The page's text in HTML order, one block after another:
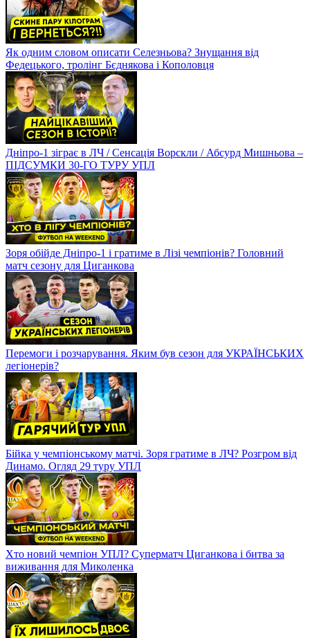
Як одним словом описати Селезньова? Знущання від
Федецького, тролінг Бєднякова і Кополовця
Дніпро-1 зіграє в ЛЧ / Сенсація Ворскли / Абсурд Мишньова –
ПІДСУМКИ 30-ГО ТУРУ УПЛ
Зоря обійде Дніпро-1 і гратиме в Лізі чемпіонів? Головний
матч сезону для Циганкова
Перемоги і розчарування. Яким був сезон для УКРАЇНСЬКИХ
легіонерів?
Бійка у чемпіонському матчі. Зоря гратиме в ЛЧ? Розгром від
Динамо. Огляд 29 туру УПЛ
Хто новий чемпіон УПЛ? Суперматч Циганкова і битва за
виживання для Миколенка